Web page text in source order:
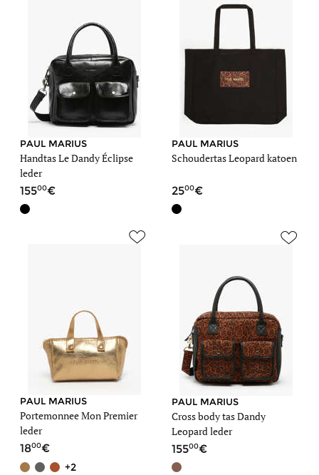
PAUL MARIUS
Handtas Le Dandy Éclipse
leder
15500
PAUL MARIUS
Schoudertas Leopard katoen
2500
PAUL MARIUS
Portemonnee Mon Premier
leder
1800
+2
PAUL MARIUS
Cross body tas Dandy
Leopard leder
15500